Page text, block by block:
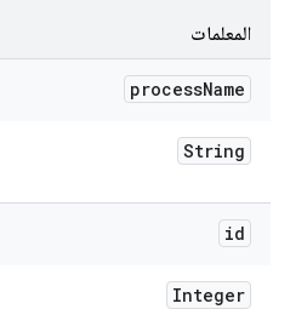
المعلمات
processName
String
id
Integer